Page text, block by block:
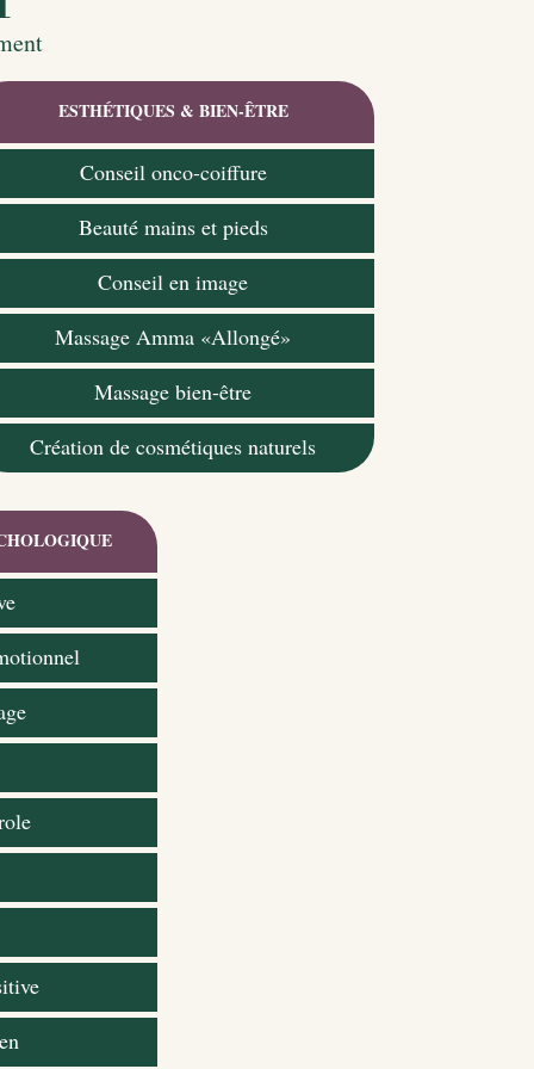
ESTHÉTIQUES & BIEN-ÊTRE
Conseil onco-coiffure
Beauté mains et pieds
Conseil en image
Massage Amma «Allongé»
Massage bien-être
Création de cosmétiques naturels